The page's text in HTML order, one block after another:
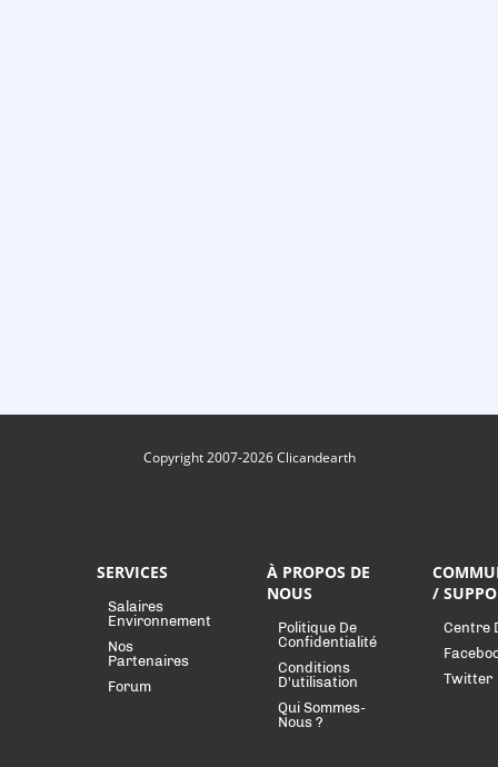
Copyright 2007-2026 Clicandearth
SERVICES
Salaires
Environnement
Nos
Partenaires
Forum
À PROPOS DE
NOUS
Politique De
Confidentialité
Conditions
D'utilisation
Qui Sommes-
Nous ?
/
Centre
Twitter